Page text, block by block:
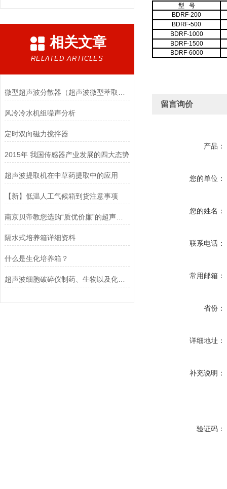
相关文章
RELATED ARTICLES
风冷冷水机组噪声分析
定时双向磁力搅拌器
2015年 我国传感器产业发展的四大态势
超声波提取机在中草药提取中的应用
【新】低温人工气候箱到货注意事项
南京贝帝教您选购“质优价廉”的超声波细胞破碎仪
隔水式培养箱详细资料
什么是生化培养箱？
超声波细胞破碎仪制药、生物以及化工品行业的运用
型 号
BDRF-200
BDRF-500
BDRF-1000
BDRF-1500
BDRF-6000
留言询价
产品：
您的单位：
您的姓名：
联系电话：
常用邮箱：
省份：
详细地址：
补充说明：
验证码：